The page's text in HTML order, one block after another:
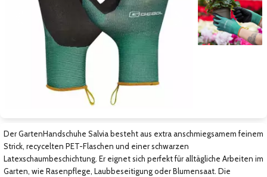
Zum vorigen Bild Zum nächsten Bild
Zum nächsten Bild
Der GartenHandschuhe Salvia besteht aus extra anschmiegsamem feinem
Strick, recycelten PET-Flaschen und einer schwarzen
Latexschaumbeschichtung. Er eignet sich perfekt für alltägliche Arbeiten im
Garten, wie Rasenpflege, Laubbeseitigung oder Blumensaat. Die